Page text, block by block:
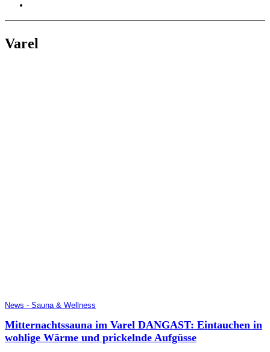
Varel
News - Sauna & Wellness
Mitternachtssauna im Varel DANGAST: Eintauchen in
wohlige Wärme und prickelnde Aufgüsse